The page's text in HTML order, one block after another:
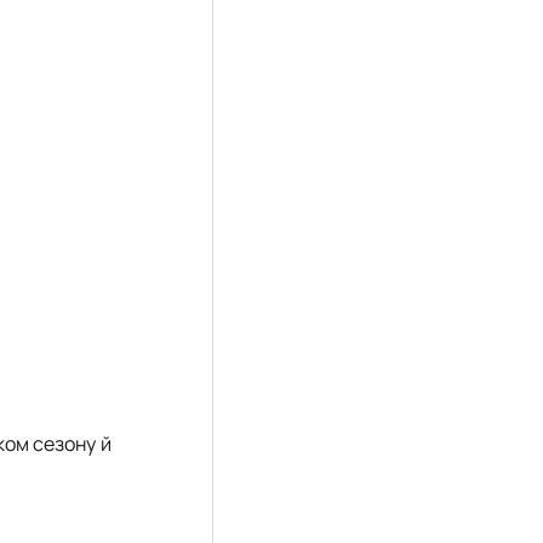
сезону й